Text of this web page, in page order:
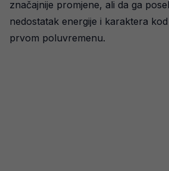
značajnije promjene, ali da ga
nedostatak energije i karaktera
prvom poluvremenu.